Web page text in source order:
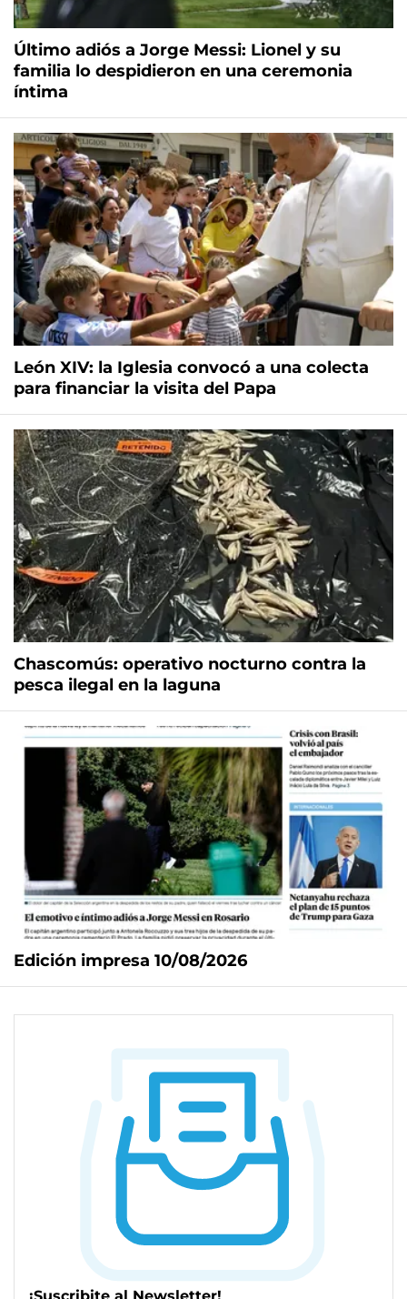
Último adiós a Jorge Messi: Lionel y su
familia lo despidieron en una ceremonia
íntima
León XIV: la Iglesia convocó a una colecta
para financiar la visita del Papa
Chascomús: operativo nocturno contra la
pesca ilegal en la laguna
Edición impresa 10/08/2026